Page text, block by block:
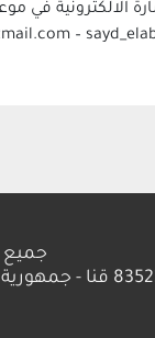
أقصاه 22 أبريل 2018 عبر
–
جميع